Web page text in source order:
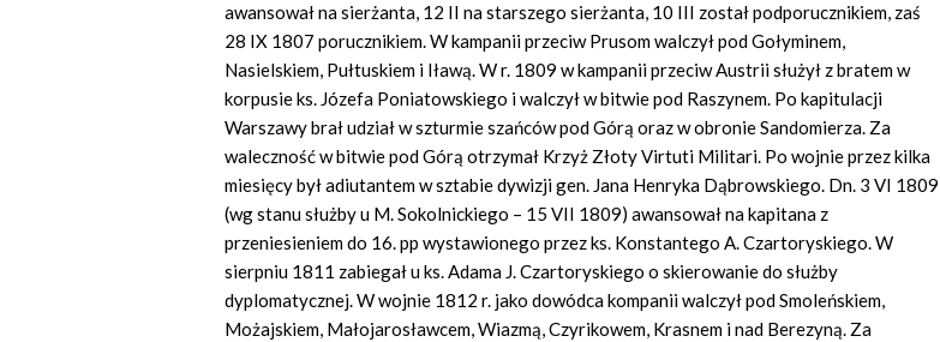
awansował na sierżanta, 12 II na starszego sierżanta, 10 III został podporucznikiem, zaś
28 IX 1807 porucznikiem. W kampanii przeciw Prusom walczył pod Gołyminem,
Nasielskiem, Pułtuskiem i Iławą. W r. 1809 w kampanii przeciw Austrii służył z bratem w
korpusie ks. Józefa Poniatowskiego i walczył w bitwie pod Raszynem. Po kapitulacji
Warszawy brał udział w szturmie szańców pod Górą oraz w obronie Sandomierza. Za
waleczność w bitwie pod Górą otrzymał Krzyż Złoty Virtuti Militari. Po wojnie przez kilka
miesięcy był adiutantem w sztabie dywizji gen. Jana Henryka Dąbrowskiego. Dn. 3 VI 1809
(wg stanu służby u M. Sokolnickiego – 15 VII 1809) awansował na kapitana z
przeniesieniem do 16. pp wystawionego przez ks. Konstantego A. Czartoryskiego. W
sierpniu 1811 zabiegał u ks. Adama J. Czartoryskiego o skierowanie do służby
dyplomatycznej. W wojnie 1812 r. jako dowódca kompanii walczył pod Smoleńskiem,
Możajskiem, Małojarosławcem, Wiazmą, Czyrikowem, Krasnem i nad Berezyną. Za